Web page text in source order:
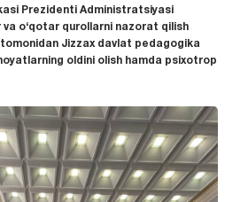
Prezidenti Administratsiyasi
o‘qotar qurollarni nazorat qilish
Jizzax davlat pedagogika
oldini olish hamda psixotrop